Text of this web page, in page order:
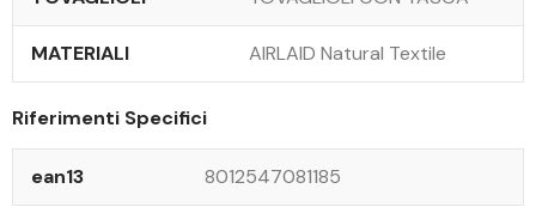
MATERIALI AIRLAID Natural Textile
Riferimenti Specifici
ean13 8012547081185